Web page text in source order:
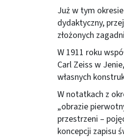
Już w tym
dydaktyczny,
złożonych
W 1911 roku
Carl Zeiss w
własnych
W notatkach z
„obrazie
przestrzeni –
koncepcji zapisu